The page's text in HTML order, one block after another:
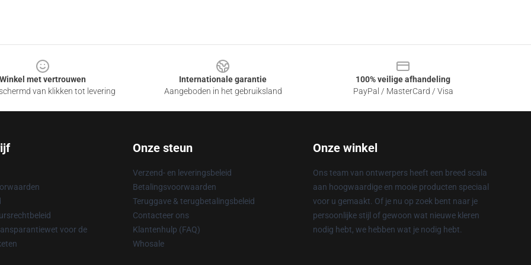
Winkel met vertrouwen
van klikken tot levering
Internationale garantie
Aangeboden in het gebruiksland
100% veilige afhandeling
PayPal / MasterCard / Visa
voor de
Onze steun
Verzend- en leveringsbeleid
Betalingsvoorwaarden
Teruggave & terugbetalingsbeleid
Contacteer ons
Klantenhulp (FAQ)
Whosale
Onze winkel
Ons team van ontwerpers heeft een breed scala
aan hoogwaardige en mooie producten speciaal
voor u gemaakt. Of je nu op zoek bent naar je
persoonlijke stijl of gewoon wat nieuwe kleren
nodig hebt, we hebben wat je nodig hebt.